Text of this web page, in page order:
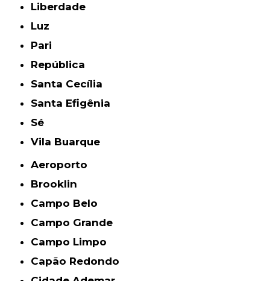
Liberdade
Luz
Pari
República
Santa Cecília
Santa Efigênia
Sé
Vila Buarque
Aeroporto
Brooklin
Campo Belo
Campo Grande
Campo Limpo
Capão Redondo